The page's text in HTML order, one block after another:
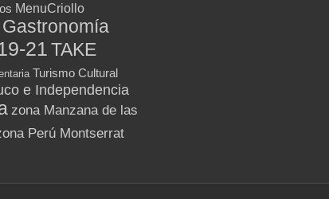
MenuCriollo
21TAKE
Turismo Cultural
e Independencia
zona Manzana de las
Perú Montserrat